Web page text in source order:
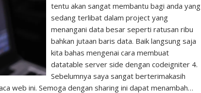
tentu akan sangat membantu bagi anda yang
sedang terlibat dalam project yang
menangani data besar seperti ratusan ribu
bahkan jutaan baris data. Baik langsung saja
kita bahas mengenai cara membuat
datatable server side dengan codeigniter 4.
Sebelumnya saya sangat berterimakasih
web ini. Semoga dengan sharing ini dapat menambah…